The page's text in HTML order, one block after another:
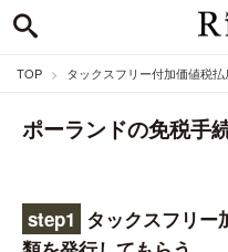
TOP タックスフリー付加価値税
ポーランドの免税手
step1 タックスフリー